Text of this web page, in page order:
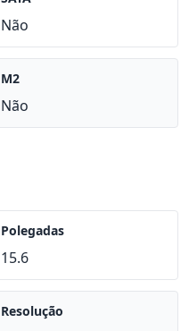
Não
M2
Não
Polegadas
15.6
Resolução